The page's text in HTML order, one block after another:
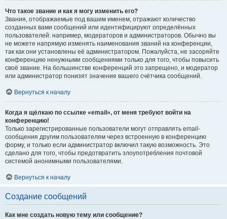
Что такое звание и как я могу изменить его?
Звания, отображаемые под вашим именем, отражают количество
созданных вами сообщений или идентифицируют определённых
пользователей: например, модераторов и администраторов. Обычно вы
не можете напрямую изменять наименования званий на конференции,
так как они установлены её администратором. Пожалуйста, не засоряйте
конференцию ненужными сообщениями только для того, чтобы повысить
своё звание. На большинстве конференций это запрещено, и модератор
или администратор понизят значение вашего счётчика сообщений.
Вернуться к началу
Когда я щёлкаю по ссылке «email», от меня требуют войти на
конференцию!
Только зарегистрированные пользователи могут отправлять email-
сообщения другим пользователям через встроенную в конференцию
форму, и только если администратор включил такую возможность. Это
сделано для того, чтобы предотвратить злоупотребления почтовой
системой анонимными пользователями.
Вернуться к началу
Создание сообщений
Как мне создать новую тему или сообщение?